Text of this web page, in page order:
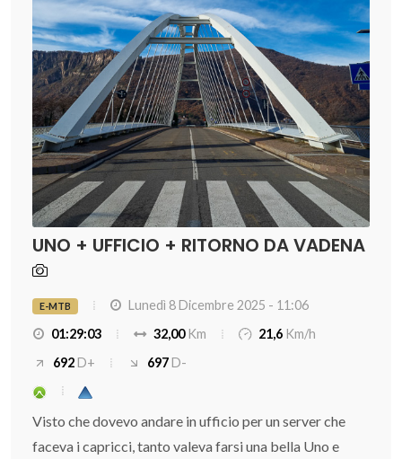
UNO + UFFICIO + RITORNO DA VADENA
E-MTB
Lunedì 8 Dicembre 2025 - 11:06
01:29:03
32,00Km 21,6 Km/h
692D+ 697D-
Visto che dovevo andare in ufficio per un server che
faceva i capricci, tanto valeva farsi una bella Uno e